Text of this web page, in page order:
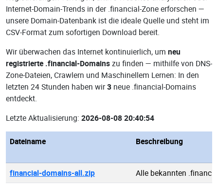
Internet-Domain-Trends in der .financial-Zone erforschen —
unsere Domain-Datenbank ist die ideale Quelle und steht im
CSV-Format zum sofortigen Download bereit.
Wir überwachen das Internet kontinuierlich, um neu
registrierte .financial-Domainszu finden — mithilfe von DNS-
Zone-Dateien, Crawlern und Maschinellem Lernen: In den
letzten 24 Stunden haben wir3 neue .financial-Domains
entdeckt.
Letzte Aktualisierung: 2026-08-08 20:40:54
Dateiname Beschreibung
financial-domains-all.zip
Alle bekannten